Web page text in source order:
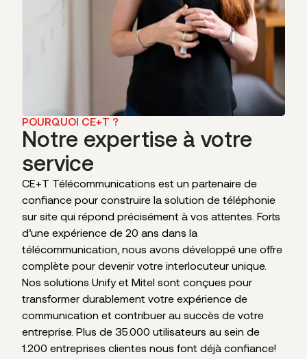
POURQUOI CE+T ?
Notre expertise à votre
service
CE+T Télécommunications est un partenaire de
confiance pour construire la solution de téléphonie
sur site qui répond précisément à vos attentes. Forts
d’une expérience de 20 ans dans la
télécommunication, nous avons développé une offre
complète pour devenir votre interlocuteur unique.
Nos solutions Unify et Mitel sont conçues pour
transformer durablement votre expérience de
communication et contribuer au succès de votre
entreprise. Plus de 35.000 utilisateurs au sein de
1.200 entreprises clientes nous font déjà confiance!